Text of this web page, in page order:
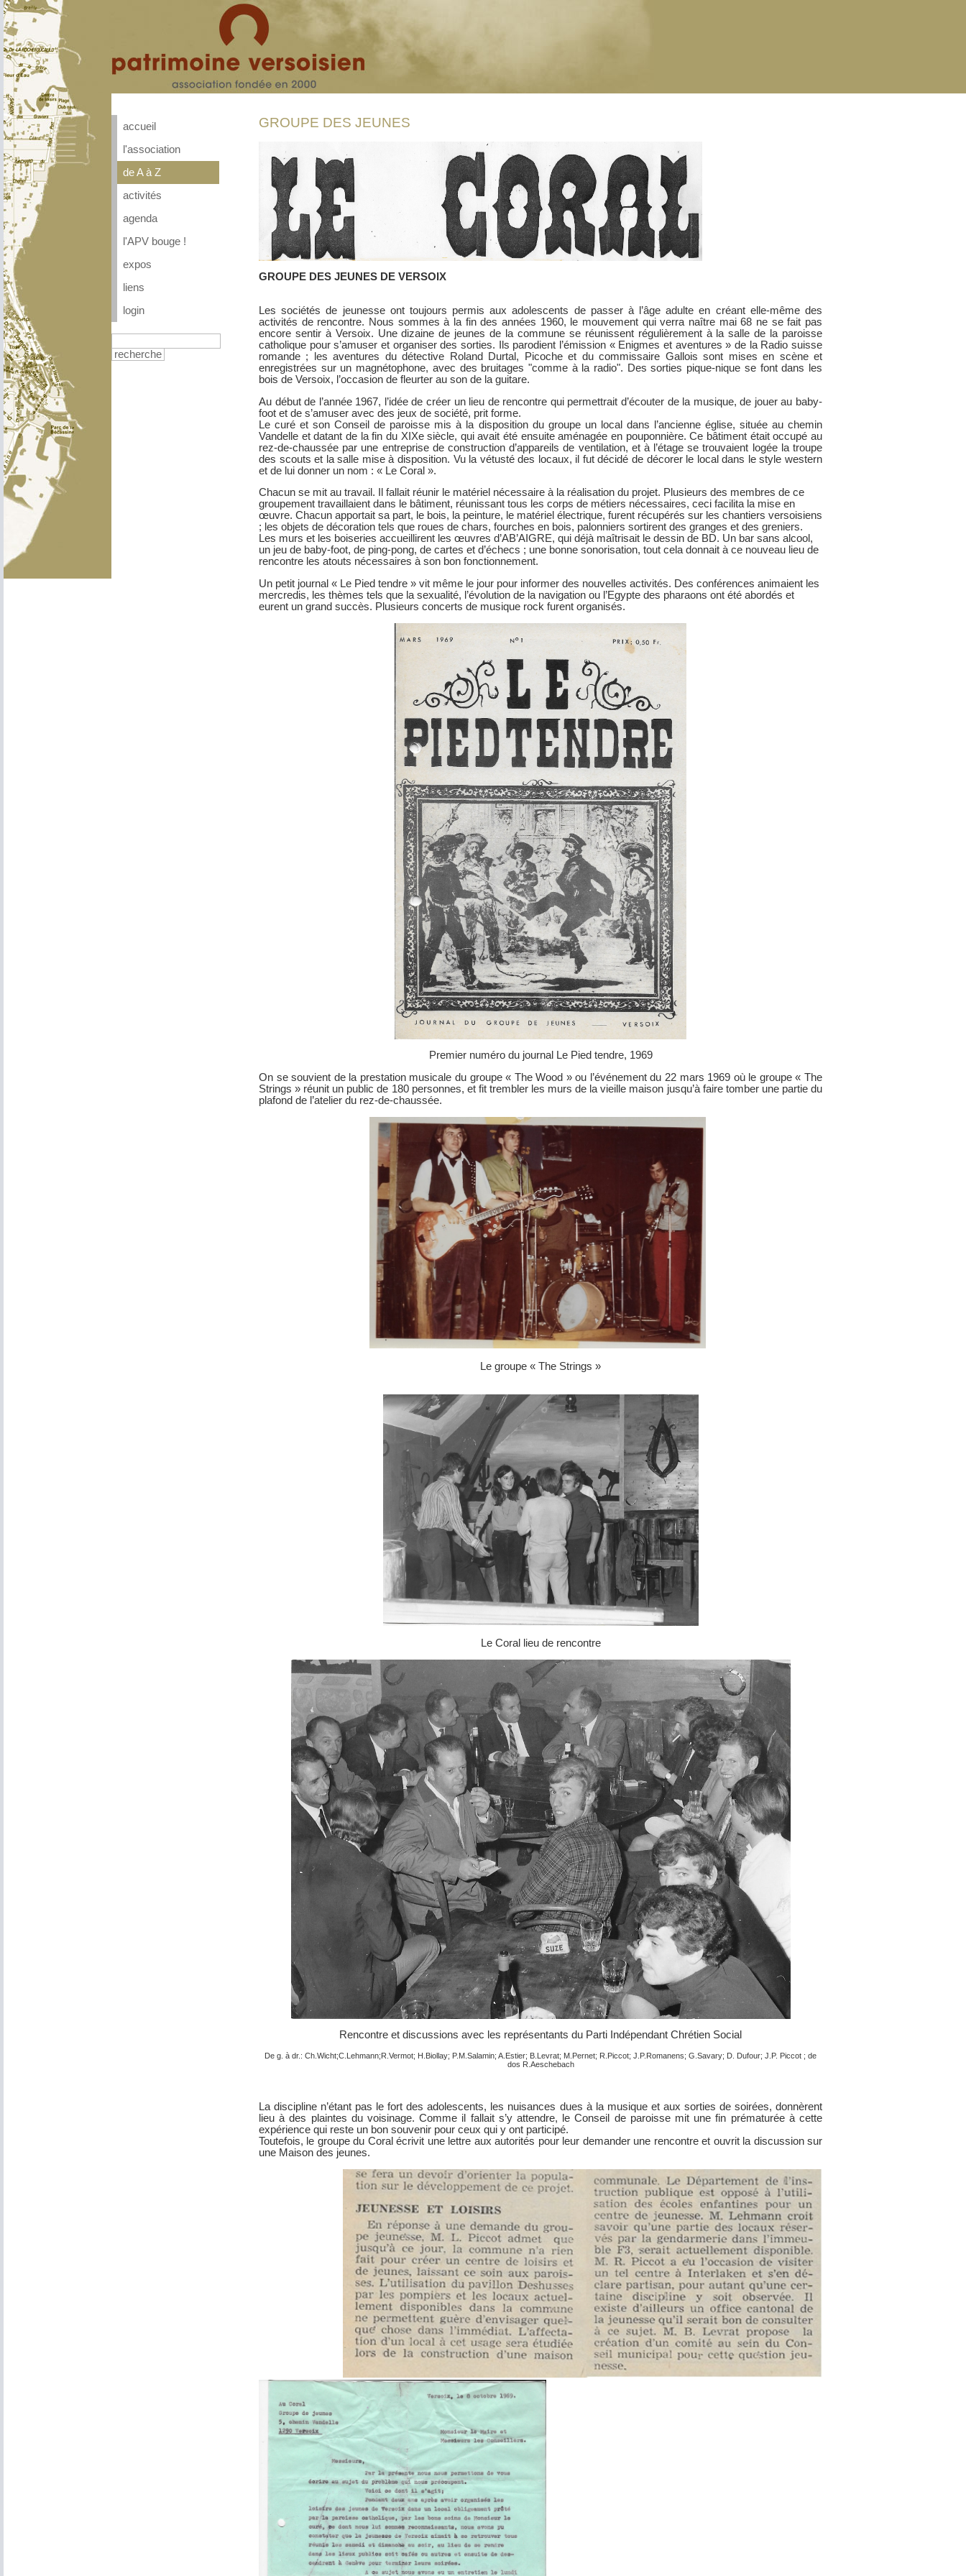
accueil
l'association
de A à Z
activités
agenda
l'APV bouge !
expos
liens
login
recherche
GROUPE DES JEUNES
GROUPE DES JEUNES DE VERSOIX
Les sociétés de jeunesse ont toujours permis aux adolescents de passer à l’âge adulte en créant elle-même des
activités de rencontre. Nous sommes à la fin des années 1960, le mouvement qui verra naître mai 68 ne se fait pas
encore sentir à Versoix. Une dizaine de jeunes de la commune se réunissent régulièrement à la salle de la paroisse
catholique pour s’amuser et organiser des sorties. Ils parodient l’émission « Enigmes et aventures » de la Radio suisse
romande ; les aventures du détective Roland Durtal, Picoche et du commissaire Gallois sont mises en scène et
enregistrées sur un magnétophone, avec des bruitages "comme à la radio". Des sorties pique-nique se font dans les
bois de Versoix, l’occasion de fleurter au son de la guitare.
Au début de l’année 1967, l’idée de créer un lieu de rencontre qui permettrait d’écouter de la musique, de jouer au baby-
foot et de s’amuser avec des jeux de société, prit forme.
Le curé et son Conseil de paroisse mis à la disposition du groupe un local dans l’ancienne église, située au chemin
Vandelle et datant de la fin du XIXe siècle, qui avait été ensuite aménagée en pouponnière. Ce bâtiment était occupé au
rez-de-chaussée par une entreprise de construction d’appareils de ventilation, et à l’étage se trouvaient logée la troupe
des scouts et la salle mise à disposition. Vu la vétusté des locaux, il fut décidé de décorer le local dans le style western
et de lui donner un nom : « Le Coral ».
Chacun se mit au travail. Il fallait réunir le matériel nécessaire à la réalisation du projet. Plusieurs des membres de ce
groupement travaillaient dans le bâtiment, réunissant tous les corps de métiers nécessaires, ceci facilita la mise en
œuvre. Chacun apportait sa part, le bois, la peinture, le matériel électrique, furent récupérés sur les chantiers versoisiens
; les objets de décoration tels que roues de chars, fourches en bois, palonniers sortirent des granges et des greniers.
Les murs et les boiseries accueillirent les œuvres d’AB’AIGRE, qui déjà maîtrisait le dessin de BD. Un bar sans alcool,
un jeu de baby-foot, de ping-pong, de cartes et d’échecs ; une bonne sonorisation, tout cela donnait à ce nouveau lieu de
rencontre les atouts nécessaires à son bon fonctionnement.
Un petit journal « Le Pied tendre » vit même le jour pour informer des nouvelles activités. Des conférences animaient les
mercredis, les thèmes tels que la sexualité, l’évolution de la navigation ou l’Egypte des pharaons ont été abordés et
eurent un grand succès. Plusieurs concerts de musique rock furent organisés.
Premier numéro du journal Le Pied tendre, 1969
On se souvient de la prestation musicale du groupe « The Wood » ou l’événement du 22 mars 1969 où le groupe « The
Strings » réunit un public de 180 personnes, et fit trembler les murs de la vieille maison jusqu’à faire tomber une partie du
plafond de l’atelier du rez-de-chaussée.
Le groupe « The Strings »
Le Coral lieu de rencontre
Rencontre et discussions avec les représentants du Parti Indépendant Chrétien Social
De g. à dr.: Ch.Wicht;C.Lehmann;R.Vermot; H.Biollay; P.M.Salamin; A.Estier; B.Levrat; M.Pernet; R.Piccot; J.P.Romanens; G.Savary; D. Dufour; J.P. Piccot ; de
dos R.Aeschebach
La discipline n’étant pas le fort des adolescents, les nuisances dues à la musique et aux sorties de soirées, donnèrent
lieu à des plaintes du voisinage. Comme il fallait s’y attendre, le Conseil de paroisse mit une fin prématurée à cette
expérience qui reste un bon souvenir pour ceux qui y ont participé.
Toutefois, le groupe du Coral écrivit une lettre aux autorités pour leur demander une rencontre et ouvrit la discussion sur
une Maison des jeunes.